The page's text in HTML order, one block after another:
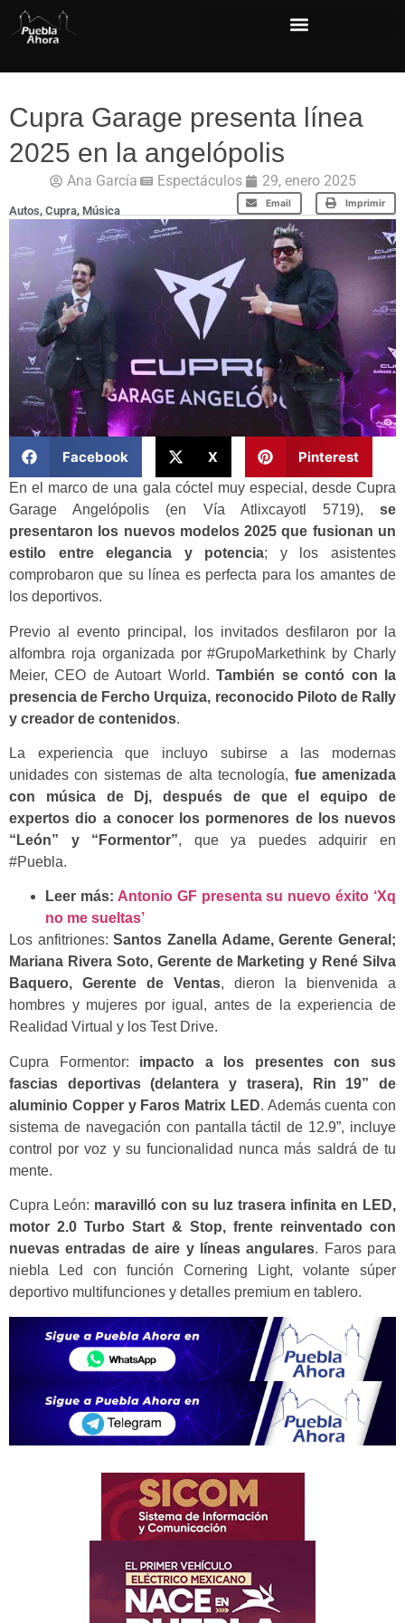
Cupra Garage presenta línea
2025 en la angelópolis
Ana García Espectáculos 29, enero 2025
Email Imprimir
Autos, Cupra, Música
Facebook X Pinterest
En el marco de una gala cóctel muy especial, desde Cupra
Garage Angelópolis (en Vía Atlixcayotl 5719), se
presentaron los nuevos modelos 2025 que fusionan un
estilo entre elegancia y potencia; y los asistentes
comprobaron que su línea es perfecta para los amantes de
los deportivos.
Previo al evento principal, los invitados desfilaron por la
alfombra roja organizada por #GrupoMarkethink by Charly
Meier, CEO de Autoart World.También se contó con la
presencia de Fercho Urquiza, reconocido Piloto de Rally
y creador de contenidos.
La experiencia que incluyo subirse a las modernas
unidades con sistemas de alta tecnología, fue amenizada
con música de Dj, después de que el equipo de
expertos dio a conocer los pormenores de los nuevos
“León” y “Formentor”, que ya puedes adquirir en
#Puebla.
Leer más: Antonio GF presenta su nuevo éxito ‘Xq
no me sueltas’
Los anfitriones:Santos Zanella Adame, Gerente General;
Mariana Rivera Soto, Gerente de Marketing y René Silva
Baquero, Gerente de Ventas, dieron la bienvenida a
hombres y mujeres por igual, antes de la experiencia de
Realidad Virtual y los Test Drive.
Cupra Formentor: impacto a los presentes con sus
fascias deportivas (delantera y trasera), Rin 19” de
aluminio Copper y Faros Matrix LED. Además cuenta con
sistema de navegación con pantalla táctil de 12.9”, incluye
control por voz y su funcionalidad nunca más saldrá de tu
mente.
Cupra León: maravilló con su luz trasera infinita en LED,
motor 2.0 Turbo Start & Stop, frente reinventado con
nuevas entradas de aire y líneas angulares. Faros para
niebla Led con función Cornering Light, volante súper
deportivo multifunciones y detalles premium en tablero.